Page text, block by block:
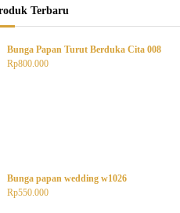
Terbaru
Bunga Papan Turut Berduka Cita 008
Rp800.000
Bunga papan wedding w1026
Rp550.000